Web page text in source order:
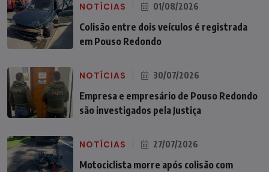
NOTÍCIAS 01/08/2026
Colisão entre dois veículos é registrada
em Pouso Redondo
NOTÍCIAS 30/07/2026
Empresa e empresário de Pouso Redondo
são investigados pela Justiça
NOTÍCIAS 27/07/2026
Motociclista morre após colisão com